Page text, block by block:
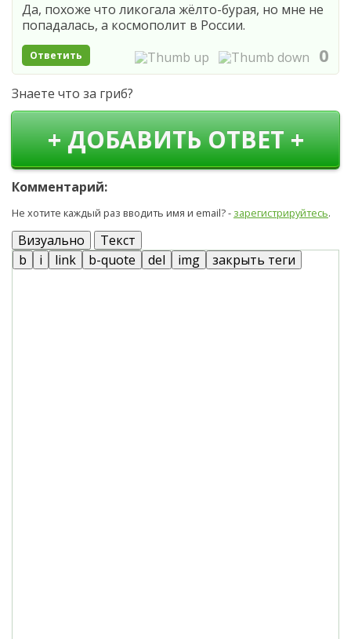
Да, похоже что ликогала жёлто-бурая, но мне не
попадалась, а космополит в России.
Ответить 0
Знаете что за гриб?
+ ДОБАВИТЬ ОТВЕТ +
Комментарий:
Не хотите каждый раз вводить имя и email? - зарегистрируйтесь.
Визуально Текст